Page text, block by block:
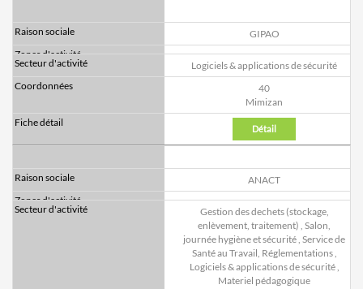
GIPAO
Logiciels & applications de sécurité
40
Mimizan
Détail
ANACT
Gestion des dechets (stockage,
enlèvement, traitement) , Salon,
journée hygiène et sécurité, Service de
Santé au Travail, Réglementations,
Logiciels & applications de sécurité,
Materiel pédagogique